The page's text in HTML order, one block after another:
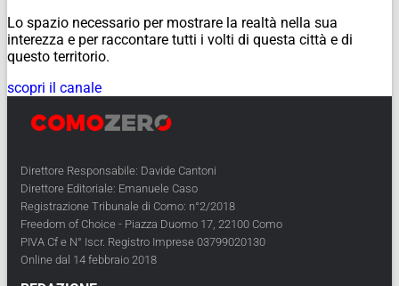
Lo spazio necessario per mostrare la realtà nella sua
interezza e per raccontare tutti i volti di questa città e di
questo territorio.
scopri il canale
Direttore Responsabile: Davide Cantoni
Direttore Editoriale: Emanuele Caso
Registrazione Tribunale di Como: n°2/2018
Freedom of Choice - Piazza Duomo 17, 22100 Como
PIVA Cf e N° Iscr. Registro Imprese 03799020130
Online dal 14 febbraio 2018